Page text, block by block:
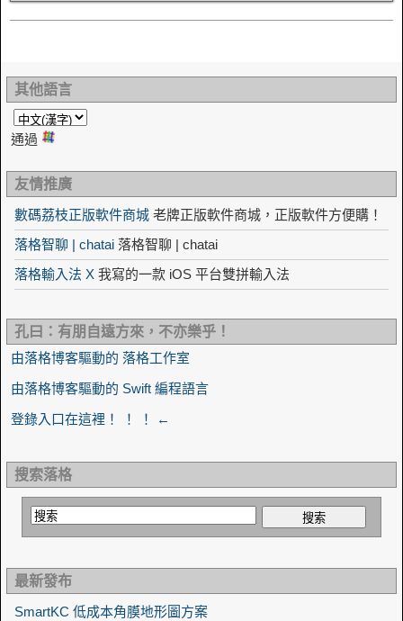
其他語言
通過
友情推廣
數碼荔枝正版軟件商城 老牌正版軟件商城，正版軟件方便購！
落格智聊 | chatai 落格智聊 | chatai
落格輸入法 X 我寫的一款 iOS 平台雙拼輸入法
孔曰：有朋自遠方來，不亦樂乎！
由落格博客驅動的 落格工作室
由落格博客驅動的 Swift 編程語言
登錄入口在這裡！ ！ ！ ←
搜索落格
最新發布
SmartKC 低成本角膜地形圖方案